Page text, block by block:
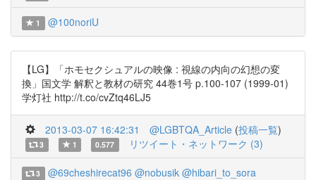
1 @100noriU
【LG】「ホモセクシュアルの映像 : 視線の内向の幻想の変
換」国文学 解釈と教材の研究 44巻1号 p.100-107 (1999-01)
学灯社 http://t.co/cvZtq46LJ5
2013-03-07 16:42:31 @LGBTQA_Article (投稿一覧)
3 1 0.577 リツイート・ネットワーク (3)
3 @69cheshirecat96 @nobusik @hibari_to_sora